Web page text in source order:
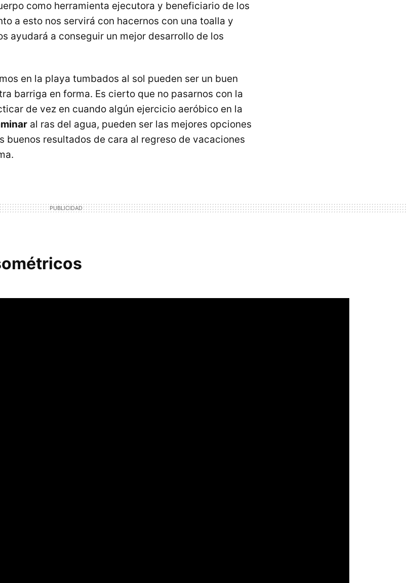
como herramienta ejecutora y beneficiario de los
a esto nos servirá con hacernos con una toalla y
ayudará a conseguir un mejor desarrollo de los
en la playa tumbados al sol pueden ser un buen
barriga en forma. Es cierto que no pasarnos con la
de vez en cuando algún ejercicio aeróbico en la
al ras del agua, pueden ser las mejores opciones
buenos resultados de cara al regreso de vacaciones